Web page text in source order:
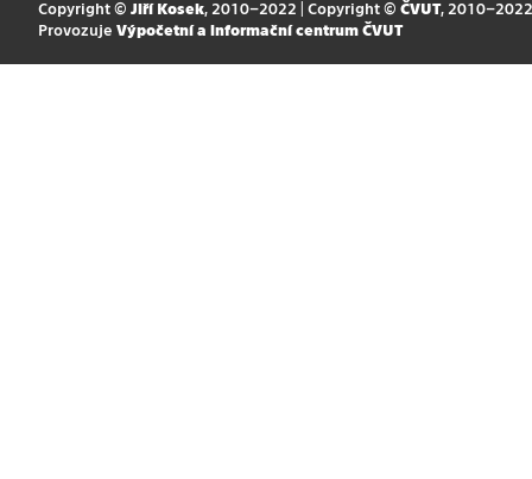
Copyright © Jiří Kosek, 2010–2022 | Copyright © ČVUT, 2010–2022
Provozuje Výpočetní a informační centrum ČVUT